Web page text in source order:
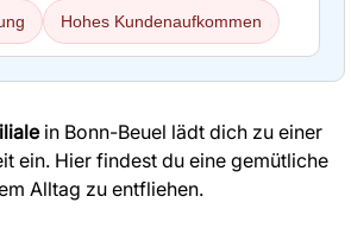
Hohes Kundenaufkommen
in Bonn-Beuel lädt dich zu einer
ein. Hier findest du eine gemütliche
Alltag zu entfliehen.